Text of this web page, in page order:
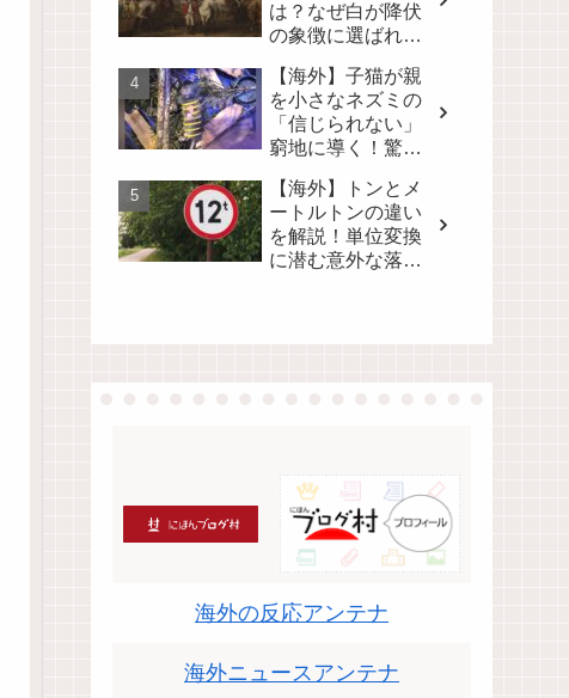
は？なぜ白が降伏
の象徴に選ばれた
【海外】子猫が親
を小さなネズミの
「信じられない」
窮地に導く！驚き
【海外】トンとメ
ートルトンの違い
を解説！単位変換
に潜む意外な落と
海外の反応アンテナ
海外ニュースアンテナ